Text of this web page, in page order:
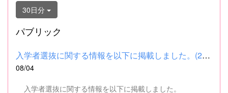
30日分
パブリック
入学者選抜に関する情報を以下に掲載しました。(2026.8.4) ■令和...
08/04
入学者選抜に関する情報を以下に掲載しました。